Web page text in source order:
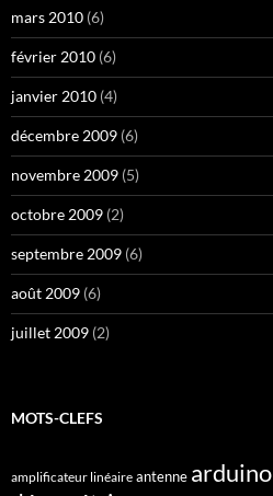
mars 2010 (6)
février 2010 (6)
janvier 2010 (4)
décembre 2009 (6)
novembre 2009 (5)
octobre 2009 (2)
septembre 2009 (6)
août 2009 (6)
juillet 2009 (2)
MOTS-CLEFS
amplificateur linéaire antenne arduino